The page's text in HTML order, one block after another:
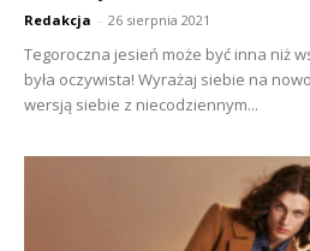
Redakcja - 26 sierpnia 2021
Tegoroczna jesień może być inna niż
była oczywista! Wyrażaj siebie na
wersją siebie z niecodziennym...